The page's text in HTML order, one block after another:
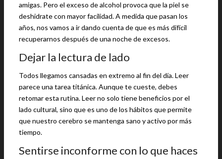
amigas. Pero el exceso de alcohol provoca que la piel se
deshidrate con mayor facilidad. A medida que pasan los
años, nos vamos a ir dando cuenta de que es más difícil
recuperarnos después de una noche de excesos.
Dejar la lectura de lado
Todos llegamos cansadas en extremo al fin del día. Leer
parece una tarea titánica. Aunque te cueste, debes
retomar esta rutina. Leer no solo tiene beneficios por el
lado cultural, sino que es uno de los hábitos que permite
que nuestro cerebro se mantenga sano y activo por más
tiempo.
Sentirse inconforme con lo que haces